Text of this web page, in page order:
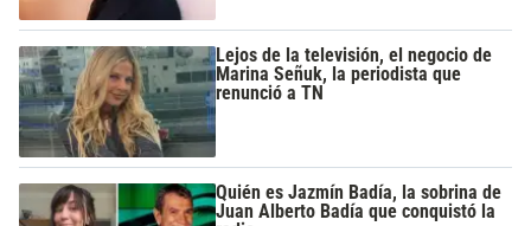
Lejos de la televisión, el negocio de
Marina Señuk, la periodista que
renunció a TN
Quién es Jazmín Badía, la sobrina de
Juan Alberto Badía que conquistó la